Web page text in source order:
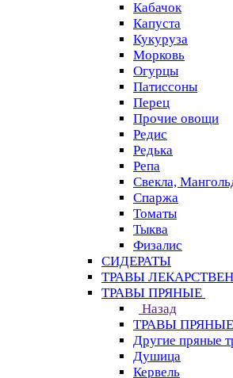
Кабачок
Капуста
Кукуруза
Морковь
Огурцы
Патиссоны
Перец
Прочие овощи
Редис
Редька
Репа
Свекла,
Спаржа
Томаты
Тыква
Физалис
СИДЕРАТЫ
ТРАВЫ
ТРАВЫ ПРЯНЫЕ
Назад
ТРАВЫ ПРЯНЫЕ
Другие пряные
Душица
Кервель